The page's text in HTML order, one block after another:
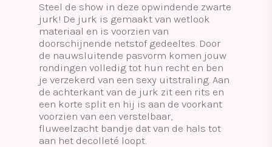
Steel de show in deze opwindende zwarte
jurk! De jurk is gemaakt van wetlook
materiaal en is voorzien van
doorschijnende netstof gedeeltes. Door
de nauwsluitende pasvorm komen jouw
rondingen volledig tot hun recht en ben
je verzekerd van een sexy uitstraling. Aan
de achterkant van de jurk zit een rits en
een korte split en hij is aan de voorkant
voorzien van een verstelbaar,
fluweelzacht bandje dat van de hals tot
aan het decolleté loopt.